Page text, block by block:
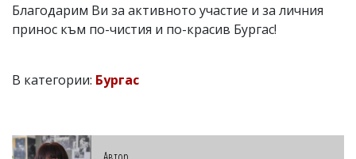
Благодарим Ви за активното участие и за личния
принос към по-чистия и по-красив Бургас!
В категории: Бургас